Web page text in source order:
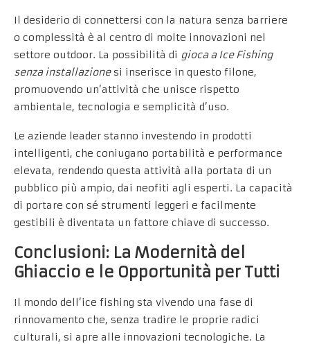
Il desiderio di connettersi con la natura senza barriere
o complessità è al centro di molte innovazioni nel
settore outdoor. La possibilità di gioca a Ice Fishing
senza installazionesi inserisce in questo filone,
promuovendo un’attività che unisce rispetto
ambientale, tecnologia e semplicità d’uso.
Le aziende leader stanno investendo in prodotti
intelligenti, che coniugano portabilità e performance
elevata, rendendo questa attività alla portata di un
pubblico più ampio, dai neofiti agli esperti. La capacità
di portare con sé strumenti leggeri e facilmente
gestibili è diventata un fattore chiave di successo.
Conclusioni: La Modernità del
Ghiaccio e le Opportunità per Tutti
Il mondo dell’ice fishing sta vivendo una fase di
rinnovamento che, senza tradire le proprie radici
culturali, si apre alle innovazioni tecnologiche. La